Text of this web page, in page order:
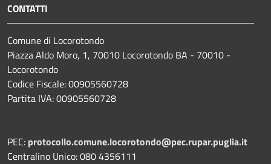
CONTATTI
Comune di Locorotondo
Piazza Aldo Moro, 1, 70010 Locorotondo BA - 70010 -
Locorotondo
Codice Fiscale: 00905560728
Partita IVA: 00905560728
PEC: protocollo.comune.locorotondo@pec.rupar.puglia.it
Centralino Unico: 080 4356111